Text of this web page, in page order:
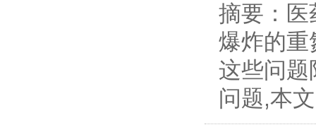
摘要：
爆炸的重
这些问题
问题,本